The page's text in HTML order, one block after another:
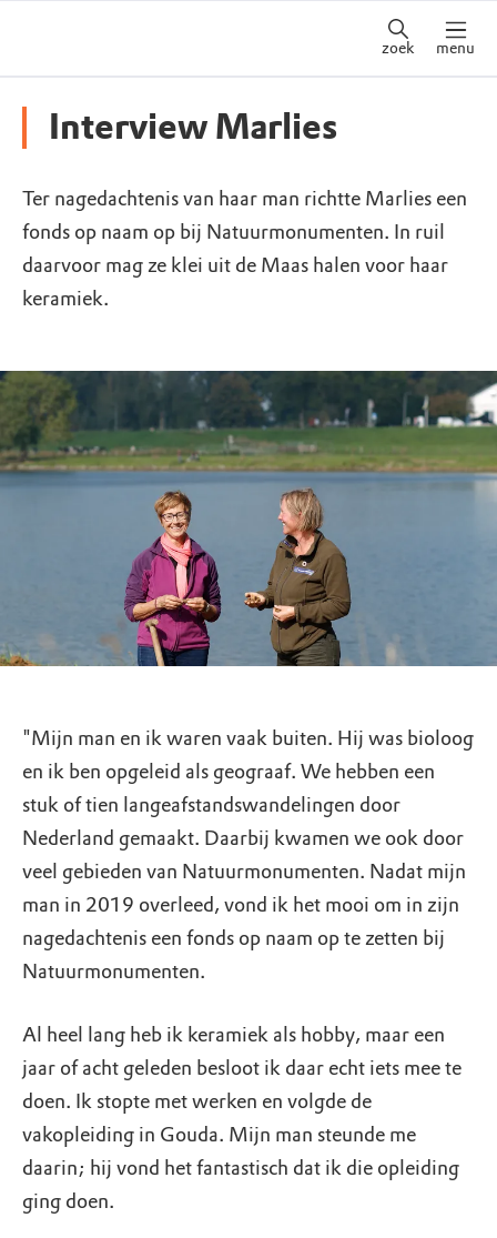
zoek menu
Interview Marlies
Ter nagedachtenis van haar man richtte Marlies een
fonds op naam op bij Natuurmonumenten. In ruil
daarvoor mag ze klei uit de Maas halen voor haar
keramiek.
"Mijn man en ik waren vaak buiten. Hij was bioloog
en ik ben opgeleid als geograaf. We hebben een
stuk of tien langeafstandswandelingen door
Nederland gemaakt. Daarbij kwamen we ook door
veel gebieden van Natuurmonumenten. Nadat mijn
man in 2019 overleed, vond ik het mooi om in zijn
nagedachtenis een fonds op naam op te zetten bij
Natuurmonumenten.
Al heel lang heb ik keramiek als hobby, maar een
jaar of acht geleden besloot ik daar echt iets mee te
doen. Ik stopte met werken en volgde de
vakopleiding in Gouda. Mijn man steunde me
daarin; hij vond het fantastisch dat ik die opleiding
ging doen.